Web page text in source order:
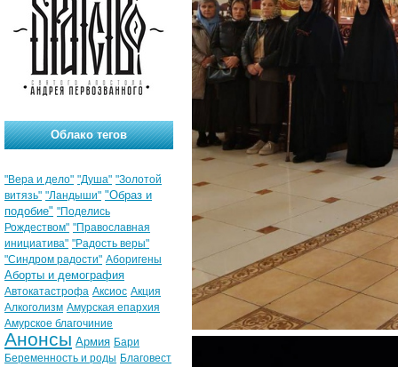
Облако тегов
"Вера и дело" "Душа" "Золотой
витязь" "Ландыши" "Образ и
подобие" "Поделись
Рождеством" "Православная
инициатива" "Радость веры"
"Синдром радости" Аборигены
Аборты и демография
Автокатастрофа Аксиос Акция
Алкоголизм Амурская епархия
Амурское благочиние
Анонсы Армия Бари
Беременность и роды Благовест